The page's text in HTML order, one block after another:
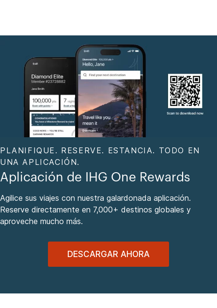
PLANIFIQUE. RESERVE. ESTANCIA. TODO EN
UNA APLICACIÓN.
Aplicación de IHG One Rewards
Agilice sus viajes con nuestra galardonada aplicación.
Reserve directamente en 7,000+ destinos globales y
aproveche mucho más.
DESCARGAR AHORA